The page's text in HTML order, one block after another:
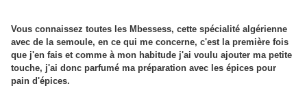
Vous connaissez toutes les Mbessess, cette spécialité algérienne
avec de la semoule, en ce qui me concerne, c'est la première fois
que j'en fais et comme à mon habitude j'ai voulu ajouter ma petite
touche, j'ai donc parfumé ma préparation avec les épices pour
pain d'épices.